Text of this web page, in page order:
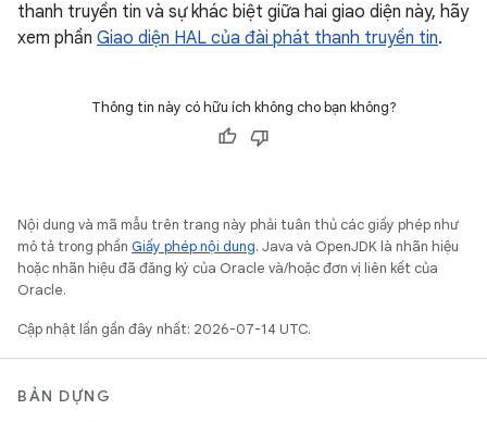
thanh truyền tin và sự khác biệt giữa hai giao diện này, hãy
xem phần Giao diện HAL của đài phát thanh truyền tin.
Thông tin này có hữu ích không cho bạn không?
Nội dung và mã mẫu trên trang này phải tuân thủ các giấy phép như
mô tả trong phần Giấy phép nội dung. Java và OpenJDK là nhãn hiệu
hoặc nhãn hiệu đã đăng ký của Oracle và/hoặc đơn vị liên kết của
Oracle.
Cập nhật lần gần đây nhất: 2026-07-14 UTC.
BẢN DỰNG